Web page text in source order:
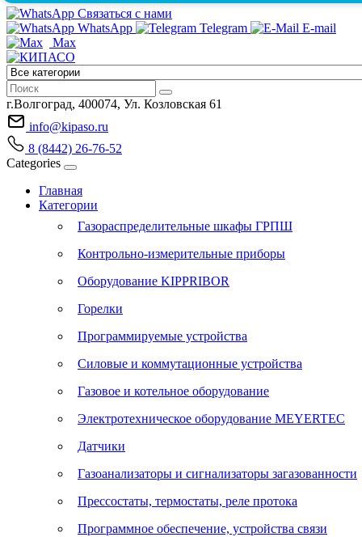
Связаться с нами
WhatsApp
Telegram
E-mail
Max
г.Волгоград, 400074, Ул. Козловская 61
info@kipaso.ru
8 (8442) 26-76-52
Categories
Главная
Категории
Газораспределительные шкафы ГРПШ
Контрольно-измерительные приборы
Оборудование KIPPRIBOR
Горелки
Программируемые устройства
Силовые и коммутационные устройства
Газовое и котельное оборудование
Электротехническое оборудование MEYERTEC
Датчики
Газоанализаторы и сигнализаторы загазованности
Прессостаты, термостаты, реле протока
Программное обеспечение, устройства связи